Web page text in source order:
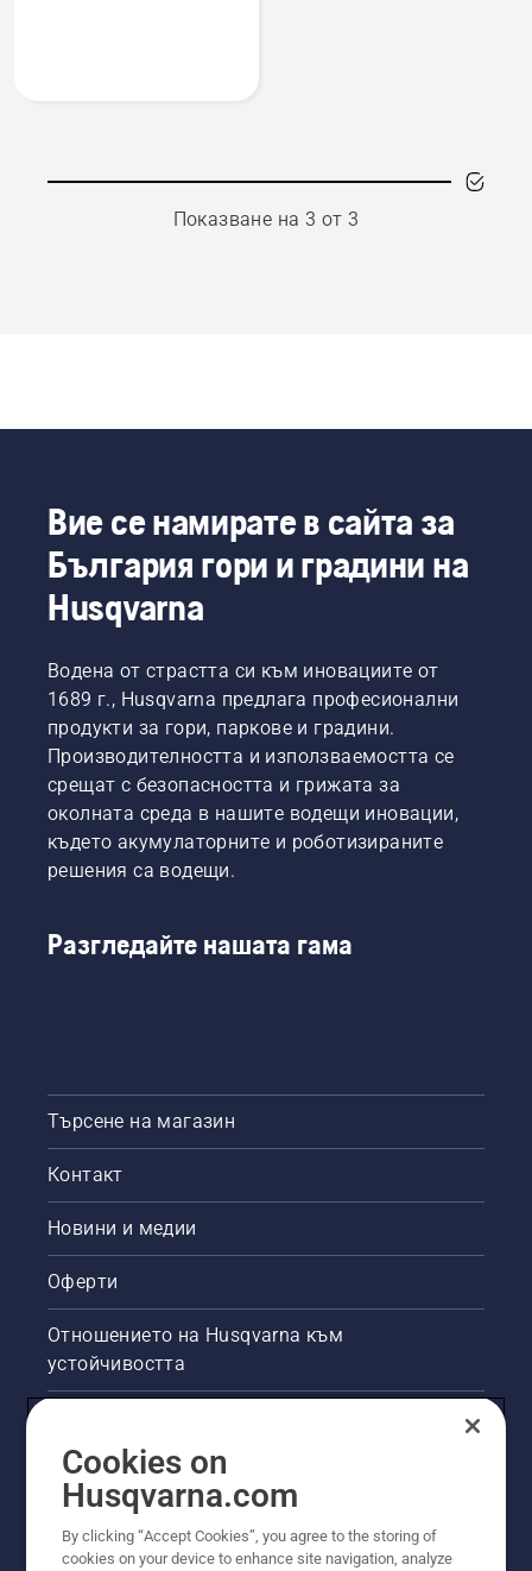
Показване на 3 от 3
Вие се намирате в сайта за
България гори и градини на
Husqvarna
Водена от страстта си към иновациите от
1689 г., Husqvarna предлага професионални
продукти за гори, паркове и градини.
Производителността и използваемостта се
срещат с безопасността и грижата за
околната среда в нашите водещи иновации,
където акумулаторните и роботизираните
решения са водещи.
Разгледайте нашата гама
Търсене на магазин
Контакт
Новини и медии
Оферти
Отношението на Husqvarna към
устойчивостта
Други сайтове на Husqvarna
Cookies on
Husqvarna.com
By clicking “Accept Cookies”, you agree to the storing of
cookies on your device to enhance site navigation, analyze